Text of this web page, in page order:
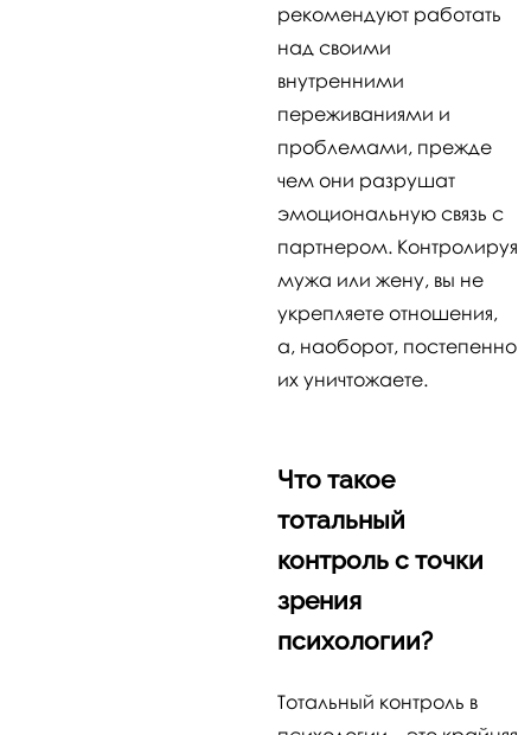
рекомендуют работать
над своими
внутренними
переживаниями и
проблемами, прежде
чем они разрушат
эмоциональную связь с
партнером. Контролируя
мужа или жену, вы не
укрепляете отношения,
а, наоборот, постепенно
их уничтожаете.
Что такое
тотальный
контроль с точки
зрения
психологии?
Тотальный контроль в